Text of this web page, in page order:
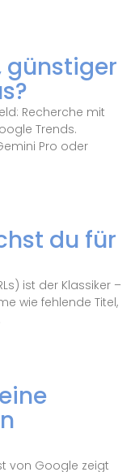
günstiger
Recherche mit
Trends.
Pro oder
du für
ist der Klassiker –
wie fehlende Titel,
von Google zeigt